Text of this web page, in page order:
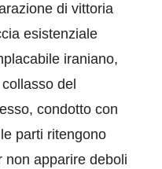
di vittoria
esistenziale
iraniano,
del
condotto con
parti ritengono
non apparire deboli